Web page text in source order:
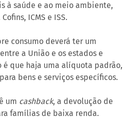
à saúde e ao meio ambiente,
ICMS e ISS.
consumo deverá ter um
a União e os estados e
é que haja uma alíquota padrão,
bens e serviços específicos.
um cashback, a devolução de
famílias de baixa renda.